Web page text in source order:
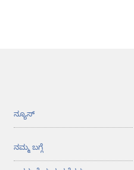
ನ್ಯೂಸ್‌
ನಮ್ಮ ಬಗ್ಗೆ